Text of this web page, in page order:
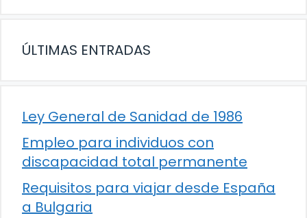
ÚLTIMAS ENTRADAS
Ley General de Sanidad de 1986
Empleo para individuos con
discapacidad total permanente
Requisitos para viajar desde España
a Bulgaria